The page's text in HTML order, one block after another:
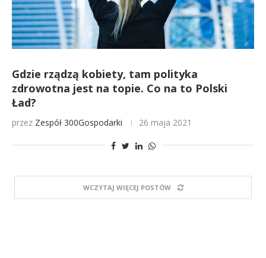
Gdzie rządzą kobiety, tam polityka
zdrowotna jest na topie. Co na to Polski
Ład?
przez Zespół 300Gospodarki 26 maja 2021
WCZYTAJ WIĘCEJ POSTÓW